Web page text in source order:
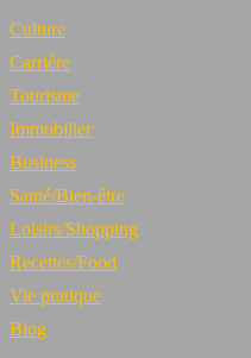
Culture
Carrière
Tourisme
Immobilier
Business
Santé/Bien-être
Loisirs/Shopping
Recettes/Food
Vie pratique
Blog